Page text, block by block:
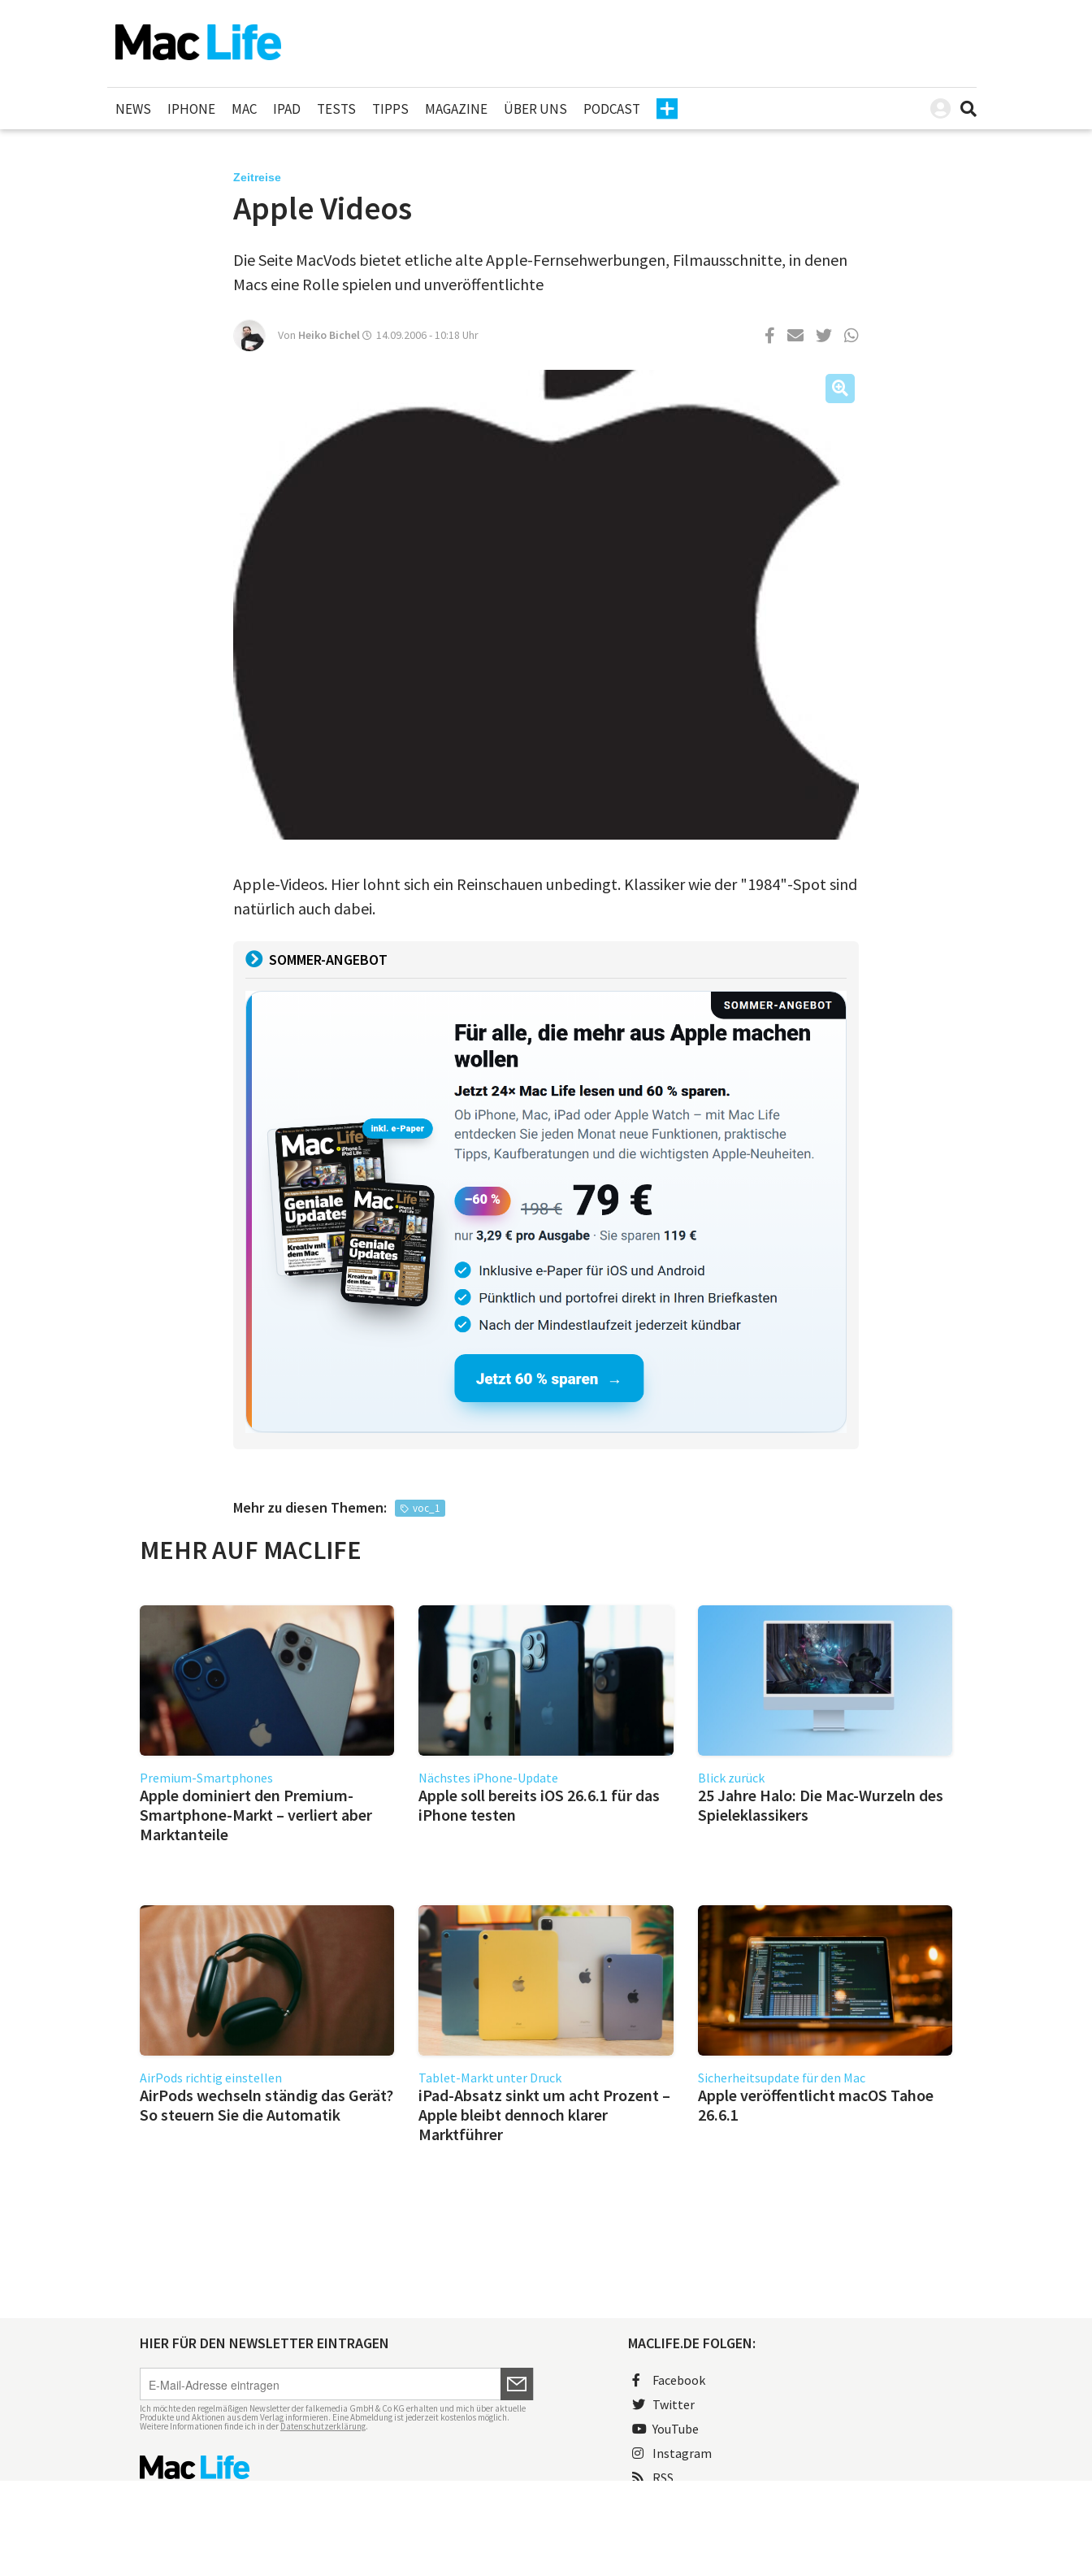
NEWS IPHONE MAC IPAD TESTS TIPPS MAGAZINE ÜBER UNS PODCAST
Zeitreise
Apple Videos
Die Seite MacVods bietet etliche alte Apple-Fernsehwerbungen, Filmausschnitte, in denen
Macs eine Rolle spielen und unveröffentlichte
Von Heiko Bichel 14.09.2006 - 10:18 Uhr
Apple-Videos. Hier lohnt sich ein Reinschauen unbedingt. Klassiker wie der "1984"-Spot sind
natürlich auch dabei.
SOMMER-ANGEBOT
Mehr zu diesen Themen: voc_1
MEHR AUF MACLIFE
Premium-Smartphones
Apple dominiert den Premium-
Smartphone-Markt – verliert aber
Marktanteile
Nächstes iPhone-Update
Apple soll bereits iOS 26.6.1 für das
iPhone testen
Blick zurück
25 Jahre Halo: Die Mac-Wurzeln des
Spieleklassikers
AirPods richtig einstellen
AirPods wechseln ständig das Gerät?
So steuern Sie die Automatik
Tablet-Markt unter Druck
iPad-Absatz sinkt um acht Prozent –
Apple bleibt dennoch klarer
Marktführer
Sicherheitsupdate für den Mac
Apple veröffentlicht macOS Tahoe
26.6.1
HIER FÜR DEN NEWSLETTER EINTRAGEN
Ich möchte den regelmäßigen Newsletter der falkemedia GmbH & Co KG erhalten und mich über aktuelle
Produkte und Aktionen aus dem Verlag informieren. Eine Abmeldung ist jederzeit kostenlos möglich.
Weitere Informationen finde ich in der Datenschutzerklärung.
MACLIFE.DE FOLGEN:
Facebook
Twitter
YouTube
Instagram
RSS